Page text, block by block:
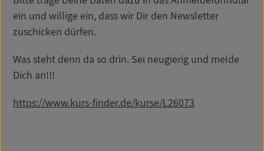
ein und willige ein, dass wir Dir den Newsletter
zuschicken dürfen.
Was steht denn da so drin. Sei neugierig und melde
Dich an!!!
https://www.kurs-finder.de/kurse/L26073